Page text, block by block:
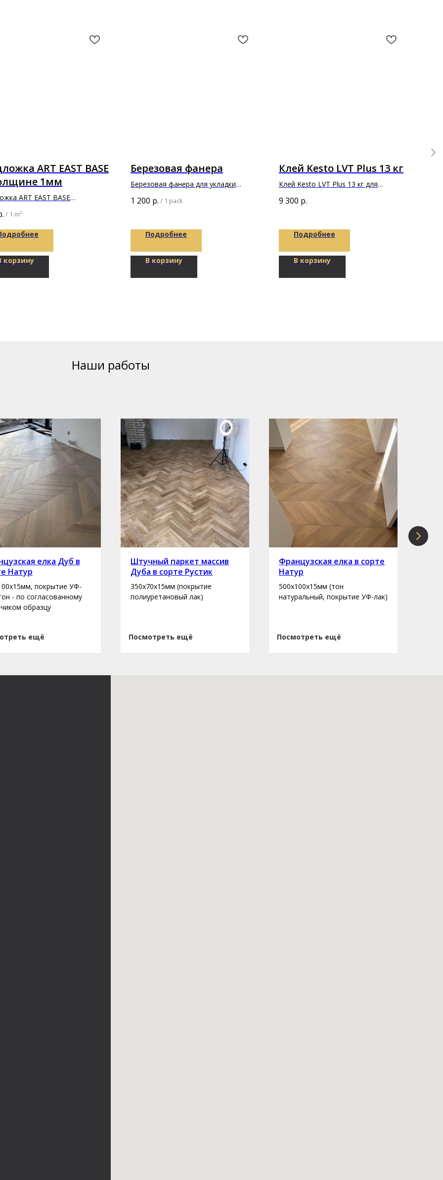
ART EAST BASE
1мм
ART EAST BASE
/ 1 m²
корзину
Березовая фанера
Березовая фанера для укладки
1 200 р. / 1 pack
Подробнее
В корзину
Клей Kesto LVT Plus 13 кг
Клей Kesto LVT Plus 13 кг для
покрытий и плиток из ПВХ
9 300 р.
Подробнее
В корзину
Наши работы
елка Дуб в
Натур
покрытие УФ-
- по согласованному
образцу
ещё
Штучный паркет массив
Дуба в сорте Рустик
350х70х15мм (покрытие
полиуретановый лак)
Посмотреть ещё
Французская елка в сорте
Натур
500х100х15мм (тон
натуральный, покрытие УФ-лак)
Посмотреть ещё